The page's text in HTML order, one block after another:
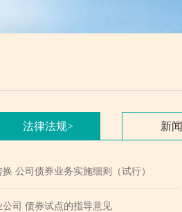
法律法规> 新闻
公司债券业务实施细则（试行）
司 债券试点的指导意见